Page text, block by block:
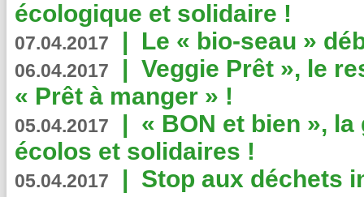
écologique et solidaire !
07.04.2017 | Le « bio-seau »
06.04.2017 | Veggie Prêt », le
« Prêt à manger » !
05.04.2017 | « BON et bien »,
écolos et solidaires !
05.04.2017 | Stop aux déchets